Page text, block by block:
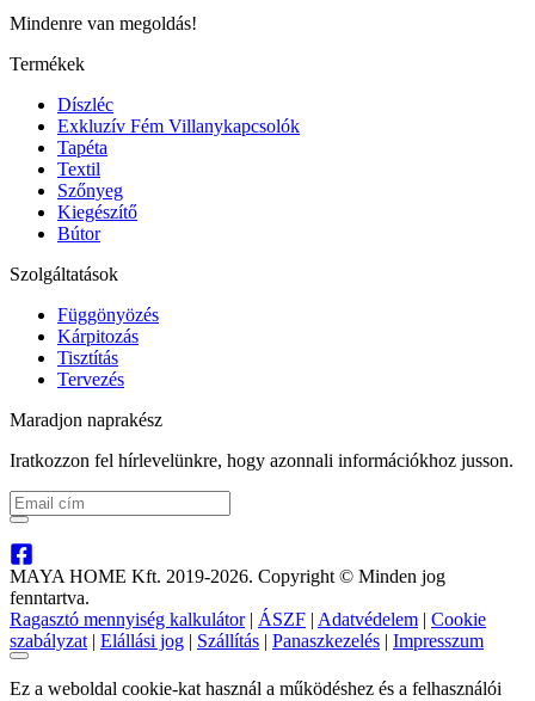
Mindenre van megoldás!
Termékek
Díszléc
Exkluzív Fém Villanykapcsolók
Tapéta
Textil
Szőnyeg
Kiegészítő
Bútor
Szolgáltatások
Függönyözés
Kárpitozás
Tisztítás
Tervezés
Maradjon naprakész
Iratkozzon fel hírlevelünkre, hogy azonnali információkhoz jusson.
MAYA HOME Kft. 2019-2026. Copyright © Minden jog
fenntartva.
Ragasztó mennyiség kalkulátor | ÁSZF | Adatvédelem | Cookie
szabályzat | Elállási jog | Szállítás | Panaszkezelés | Impresszum
Ez a weboldal cookie-kat használ a működéshez és a felhasználói